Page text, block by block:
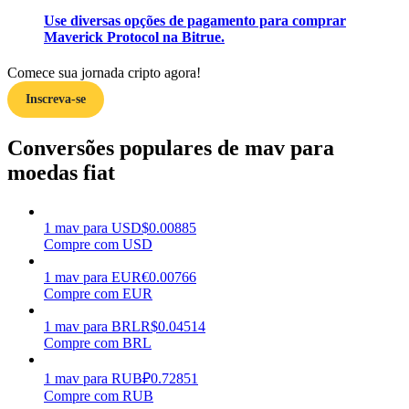
Ganhar
Porquinho poderoso
Ganhe recompensas competitivas diariamente
Use diversas opções de pagamento para comprar
Maverick Protocol na Bitrue.
Comece sua jornada cripto agora!
Inscreva-se
Conversões populares de mav para
moedas fiat
1 mav para USD$0.00885
Compre com USD
1 mav para EUR€0.00766
Compre com EUR
1 mav para BRLR$0.04514
Compre com BRL
1 mav para RUB₽0.72851
Compre com RUB